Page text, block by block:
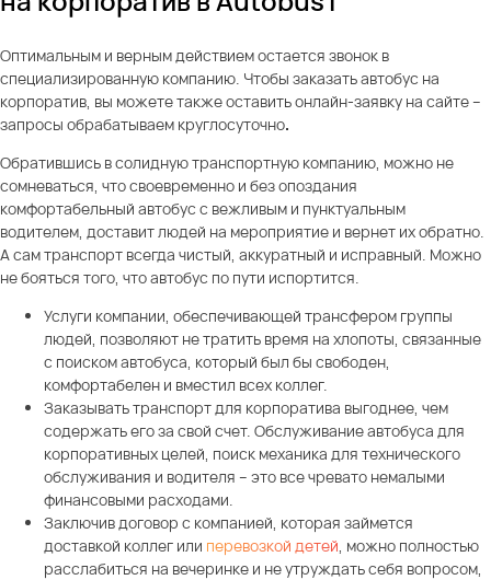
Оптимальным и верным действием остается звонок в
специализированную компанию. Чтобы заказать автобус на
корпоратив, вы можете также оставить онлайн-заявку на сайте –
запросы обрабатываем круглосуточно.
Обратившись в солидную транспортную компанию, можно не
сомневаться, что своевременно и без опоздания
комфортабельный автобус с вежливым и пунктуальным
водителем, доставит людей на мероприятие и вернет их обратно.
А сам транспорт всегда чистый, аккуратный и исправный. Можно
не бояться того, что автобус по пути испортится.
Услуги компании, обеспечивающей трансфером группы
людей, позволяют не тратить время на хлопоты, связанные
с поиском автобуса, который был бы свободен,
комфортабелен и вместил всех коллег.
Заказывать транспорт для корпоратива выгоднее, чем
содержать его за свой счет. Обслуживание автобуса для
корпоративных целей, поиск механика для технического
обслуживания и водителя – это все чревато немалыми
финансовыми расходами.
Заключив договор с компанией, которая займется
доставкой коллег или перевозкой детей, можно полностью
расслабиться на вечеринке и не утруждать себя вопросом,